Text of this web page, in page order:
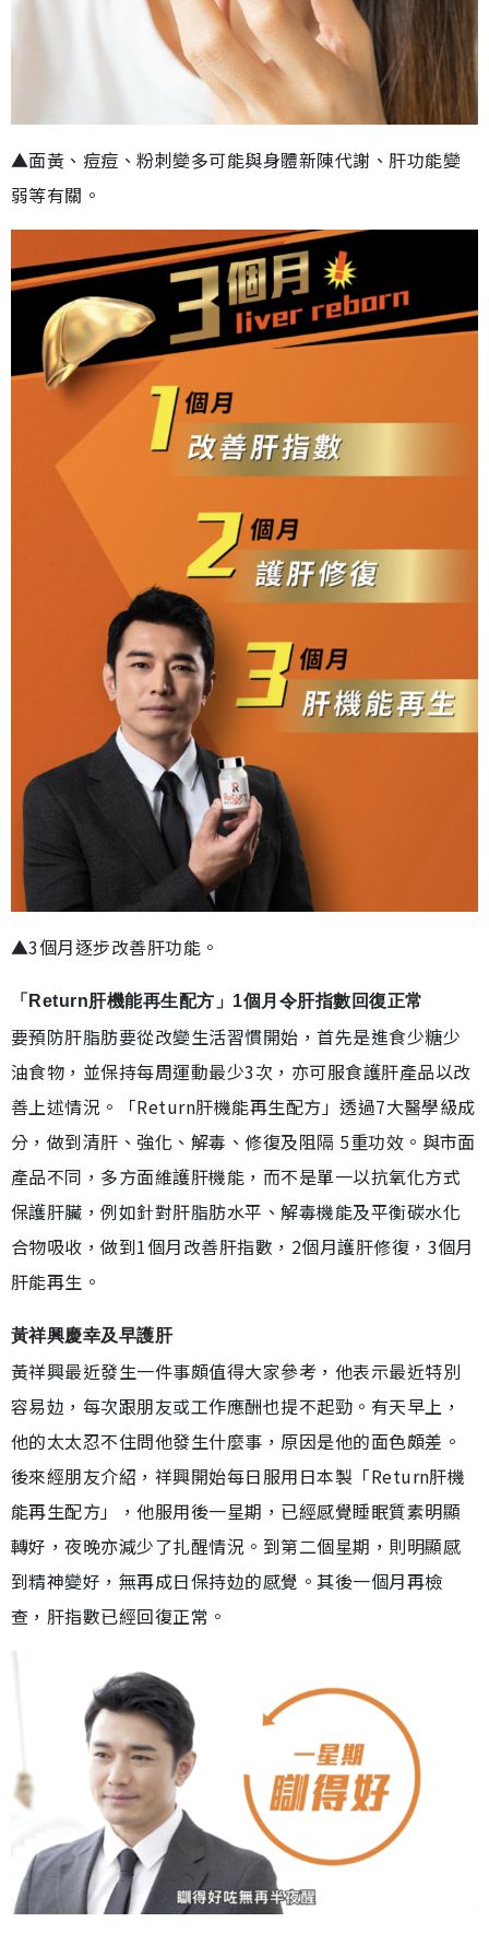
▲面黃、痘痘、粉刺變多可能與身體新陳代謝、肝功能變
弱等有關。
▲3個月逐步改善肝功能。
「Return肝機能再生配方」1個月令肝指數回復正常
要預防肝脂肪要從改變生活習慣開始，首先是進食少糖少
油食物，並保持每周運動最少3次，亦可服食護肝產品以改
善上述情況。「Return肝機能再生配方」透過7大醫學級成
分，做到清肝、強化、解毒、修復及阻隔 5重功效。與市面
產品不同，多方面維護肝機能，而不是單一以抗氧化方式
保護肝臟，例如針對肝脂肪水平、解毒機能及平衡碳水化
合物吸收，做到1個月改善肝指數，2個月護肝修復，3個月
肝能再生。
黃祥興慶幸及早護肝
黃祥興最近發生一件事頗值得大家參考，他表示最近特別
容易攰，每次跟朋友或工作應酬也提不起勁。有天早上，
他的太太忍不住問他發生什麼事，原因是他的面色頗差。
後來經朋友介紹，祥興開始每日服用日本製「Return肝機
能再生配方」，他服用後一星期，已經感覺睡眠質素明顯
轉好，夜晚亦減少了扎醒情況。到第二個星期，則明顯感
到精神變好，無再成日保持攰的感覺。其後一個月再檢
查，肝指數已經回復正常。